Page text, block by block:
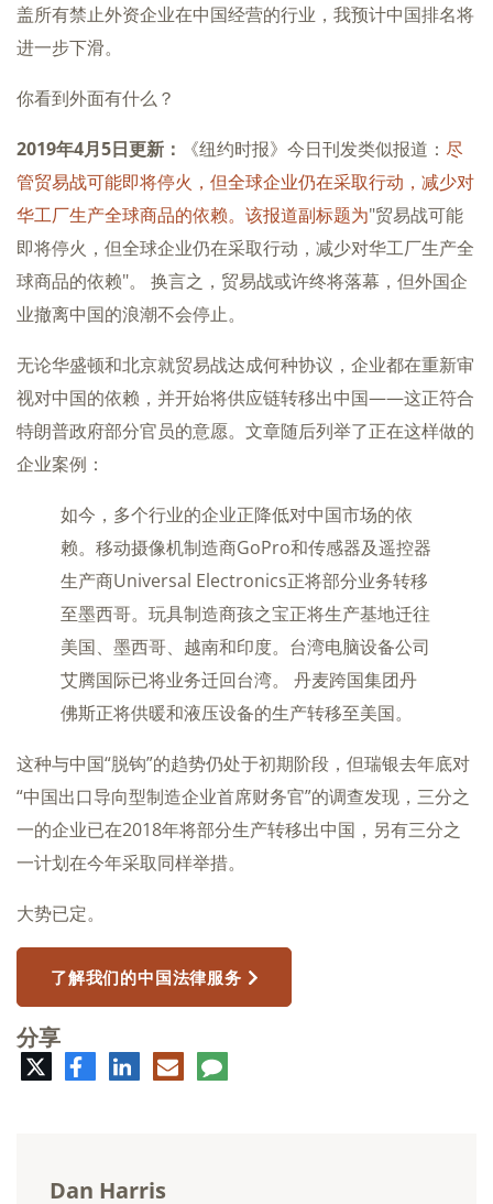
盖所有禁止外资企业在中国经营的行业，我预计中国排名将
进一步下滑。
你看到外面有什么？
2019年4月5日更新： 《纽约时报》今日刊发类似报道： 尽
管贸易战可能即将停火，但全球企业仍在采取行动，减少对
华工厂生产全球商品的依赖。该报道副标题为"贸易战可能
即将停火，但全球企业仍在采取行动，减少对华工厂生产全
球商品的依赖"。 换言之，贸易战或许终将落幕，但外国企
业撤离中国的浪潮不会停止。
无论华盛顿和北京就贸易战达成何种协议，企业都在重新审
视对中国的依赖，并开始将供应链转移出中国——这正符合
特朗普政府部分官员的意愿。文章随后列举了正在这样做的
企业案例：
如今，多个行业的企业正降低对中国市场的依
赖。移动摄像机制造商GoPro和传感器及遥控器
生产商Universal Electronics正将部分业务转移
至墨西哥。玩具制造商孩之宝正将生产基地迁往
美国、墨西哥、越南和印度。台湾电脑设备公司
艾腾国际已将业务迁回台湾。 丹麦跨国集团丹
佛斯正将供暖和液压设备的生产转移至美国。
这种与中国“脱钩”的趋势仍处于初期阶段，但瑞银去年底对
“中国出口导向型制造企业首席财务官”的调查发现，三分之
一的企业已在2018年将部分生产转移出中国，另有三分之
一计划在今年采取同样举措。
大势已定。
了解我们的中国法律服务
分享
特
脸
书
领
英
电
子
评
论
Dan Harris